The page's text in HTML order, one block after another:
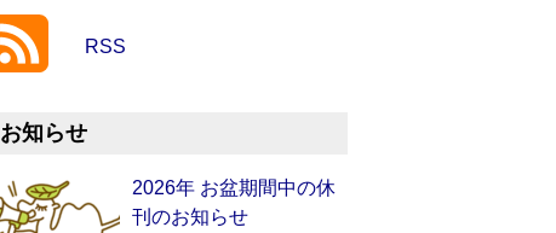
RSS
お知らせ
2026年 お盆期間中の休
刊のお知らせ